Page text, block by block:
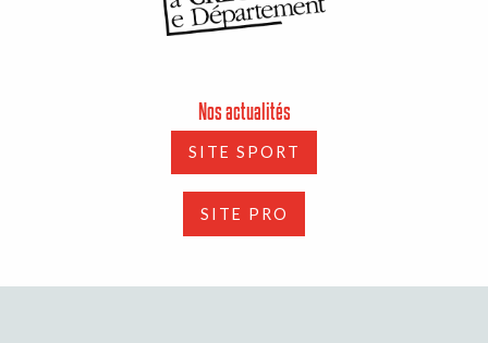
Nos actualités
SITE SPORT
SITE PRO